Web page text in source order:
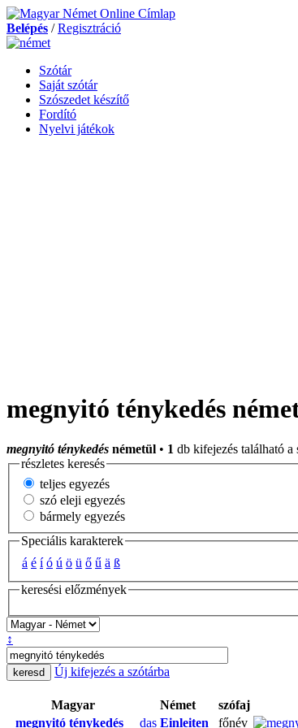
Belépés /Regisztráció
Szótár
Saját szótár
Szószedet készítő
Fordító
Nyelvi játékok
megnyitó ténykedés
megnyitó ténykedés németül • 1 db kifejezés található a
részletes keresés
teljes egyezés
szó eleji egyezés
bármely egyezés
Speciális karakterek
á é í ó ú ö ü ő ű ä ß
keresési előzmények
↕
Új kifejezés a szótárba
Magyar Német szófaj
megnyitó ténykedés
das Einleiten főnév